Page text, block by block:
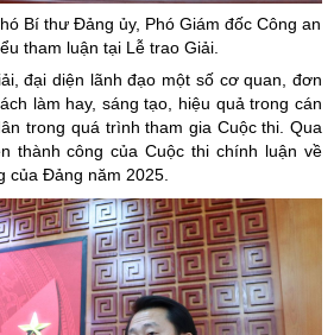
Bí thư Đảng ủy, Phó Giám đốc Công an
tham luận tại Lễ trao Giải.
đại diện lãnh đạo một số cơ quan, đơn
làm hay, sáng tạo, hiệu quả trong cán
trong quá trình tham gia Cuộc thi. Qua
thành công của Cuộc thi chính luận về
của Đảng năm 2025.